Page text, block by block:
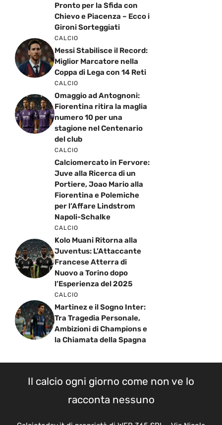
Pronto per la Sfida con
Chievo e Piacenza – Ecco i
Gironi Sorteggiati
CALCIO
Messi Stabilisce il Record:
Miglior Marcatore nella
Coppa di Lega con 14 Reti
CALCIO
Omaggio ad Antognoni:
Fiorentina ritira la maglia
numero 10 per una
stagione nel Centenario
del club
CALCIO
Calciomercato in Fervore:
Juve alla Ricerca di un
Portiere, Joao Mario alla
Fiorentina e Polemiche
per l’Affare Lindstrom
Napoli-Schalke
CALCIO
Kolo Muani Ritorna alla
Juventus: L’Attaccante
Francese Atterra di
Nuovo a Torino dopo
l’Esperienza del 2025
CALCIO
Martinez e il Sogno Inter:
Tra Tragedia Personale,
Ambizioni di Champions e
la Chiamata della Spagna
Il calcio ogni giorno come non ve lo
racconta nessuno